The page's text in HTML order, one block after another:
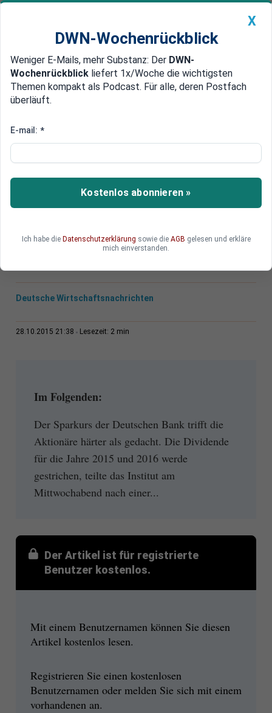
Newsticker MEIN DWN: Geldanlage Premium
Edelmetalle DWN-Magazin China
Sparkurs dauert länger
Deutsche Bank streicht
Dividende auch für 2016
Die Deutsche Bank braucht länger und muss
für das Jahr 2016.
Deutsche Wirtschaftsnachrichten
28.10.2015 21:38 Lesezeit: 2 min
Im Folgenden:
Der Sparkurs der Deutschen Bank trifft die
Aktionäre härter als gedacht. Die Dividende
für die Jahre 2015 und 2016 werde
gestrichen, teilte das Institut am
Mittwochabend nach einer...
Der Artikel ist für registrierte
Benutzer kostenlos.
Mit einem Benutzernamen können Sie diesen
Artikel kostenlos lesen.
Registrieren Sie einen kostenlosen
Benutzernamen oder melden Sie sich mit einem
vorhandenen an.
X
DWN-Wochenrückblick
Weniger E-Mails, mehr Substanz: Der DWN-
Wochenrückblick liefert 1x/Woche die wichtigsten
Themen kompakt als Podcast. Für alle, deren Postfach
überläuft.
E-mail: *
Kostenlos abonnieren »
Ich habe die Datenschutzerklärung sowie die AGB gelesen und erkläre
mich einverstanden.